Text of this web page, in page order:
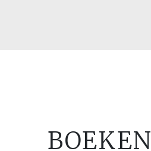
BOEKEN